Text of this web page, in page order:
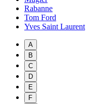
Rabanne
Tom Ford
Yves Saint Laurent
A
B
C
D
E
F